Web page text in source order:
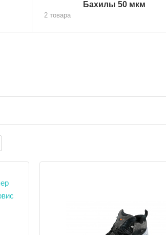
Бахилы 50 мкм
2 товара